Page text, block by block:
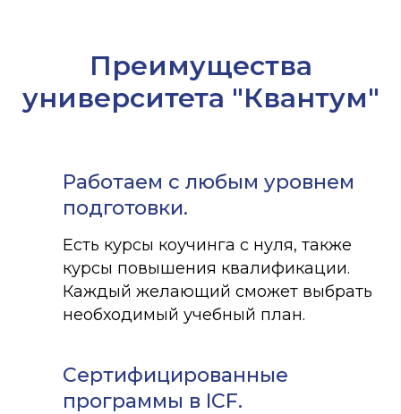
Преимущества
университета "Квантум"
Работаем с любым уровнем
подготовки.
Есть курсы коучинга с нуля, также
курсы повышения квалификации.
Каждый желающий сможет выбрать
необходимый учебный план.
Сертифицированные
программы в ICF.